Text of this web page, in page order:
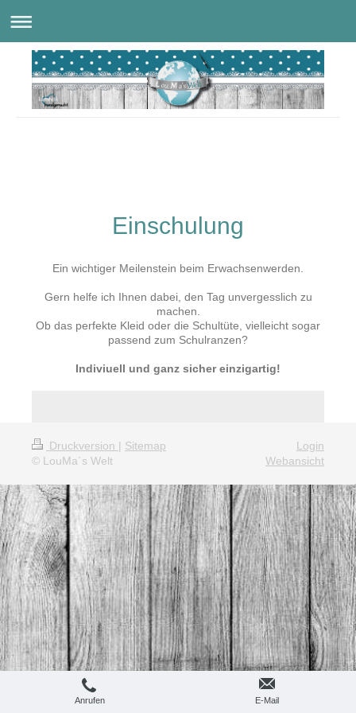
Einschulung
Ein wichtiger Meilenstein beim Erwachsenwerden.
Gern helfe ich Ihnen dabei, den Tag unvergesslich zu
machen.
Ob das perfekte Kleid oder die Schultüte, vielleicht sogar
passend zum Schulranzen?
Indiviuell und ganz sicher einzigartig!
Druckversion | Sitemap
© LouMa´s Welt
Login
Webansicht
Anrufen E-Mail